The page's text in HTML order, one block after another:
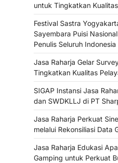
untuk Tingkatkan
Festival Sastra
Sayembara Puisi
Penulis Seluruh Indonesia
Jasa Raharja Gelar
Tingkatkan Kualitas
SIGAP Instansi Jasa
dan SWDKLLJ di PT
Jasa Raharja Perkuat
melalui Rekonsiliasi Data
Jasa Raharja Edukasi
Gamping untuk Perkuat